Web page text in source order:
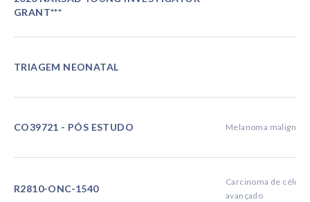
GRANT***
TRIAGEM NEONATAL
CO39721 - PÓS ESTUDO Melanoma maligno
R2810-ONC-1540
Carcinoma de
avançado